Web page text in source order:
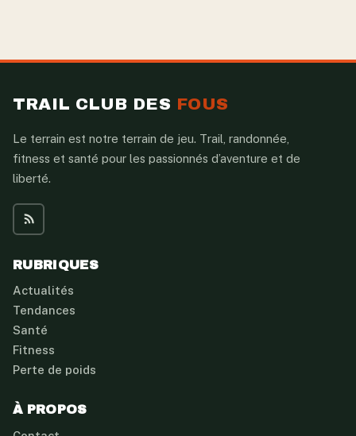
TRAIL CLUB DES FOUS
Le terrain est notre terrain de jeu. Trail, randonnée,
fitness et santé pour les passionnés d’aventure et de
liberté.
RUBRIQUES
Actualités
Tendances
Santé
Fitness
Perte de poids
À PROPOS